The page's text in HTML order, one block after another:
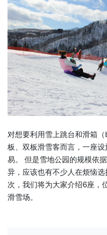
对想要利用雪上跳台和滑箱
板、双板滑雪客而言，一座
易。 但是雪地公园的规模依
异，应该也有不少人在烦恼
次，我们将为大家介绍6座，
滑雪场。